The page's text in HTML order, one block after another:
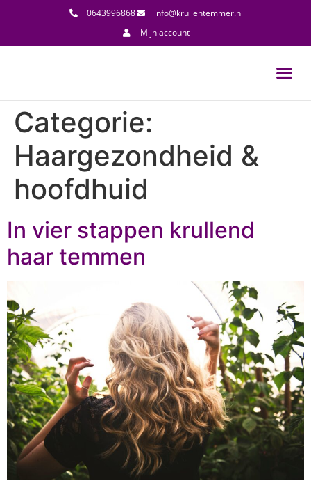
0643996868
info@krullentemmer.nl
Mijn account
Categorie:
Haargezondheid &
hoofdhuid
In vier stappen krullend
haar temmen